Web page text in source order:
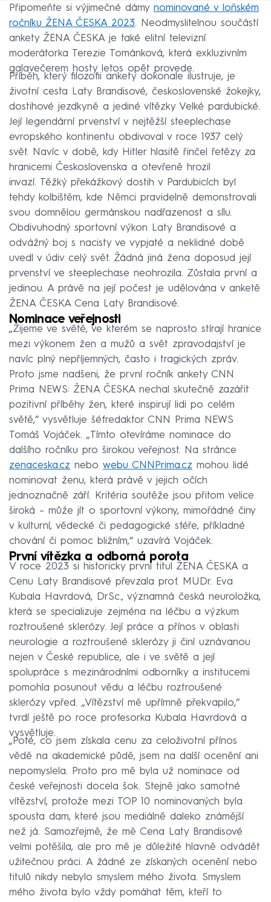
Připomeňte si výjimečné dámy nominované v loňském
ročníku ŽENA ČESKA 2023. Neodmyslitelnou součástí
ankety ŽENA ČESKA je také elitní televizní
moderátorka Terezie Tománková, která exkluzivním
galavečerem hosty letos opět provede.
Příběh, který filozofii ankety dokonale ilustruje, je
životní cesta Laty Brandisové, československé žokejky,
dostihové jezdkyně a jediné vítězky Velké pardubické.
Její legendární prvenství v nejtěžší steeplechase
evropského kontinentu obdivoval v roce 1937 celý
svět. Navíc v době, kdy Hitler hlasitě řinčel řetězy za
hranicemi Československa a otevřeně hrozil
invazí. Těžký překážkový dostih v Pardubicích byl
tehdy kolbištěm, kde Němci pravidelně demonstrovali
svou domnělou germánskou nadřazenost a sílu.
Obdivuhodný sportovní výkon Laty Brandisové a
odvážný boj s nacisty ve vypjaté a neklidné době
uvedl v údiv celý svět. Žádná jiná žena doposud její
prvenství ve steeplechase neohrozila. Zůstala první a
jedinou. A právě na její počest je udělována v anketě
ŽENA ČESKA Cena Laty Brandisové.
Nominace veřejnosti
„Žijeme ve světě, ve kterém se naprosto stírají hranice
mezi výkonem žen a mužů a svět zpravodajství je
navíc plný nepříjemných, často i tragických zpráv.
Proto jsme nadšeni, že první ročník ankety CNN
Prima NEWS: ŽENA ČESKA nechal skutečně zazářit
pozitivní příběhy žen, které inspirují lidi po celém
světě,“ vysvětluje šéfredaktor CNN Prima NEWS
Tomáš Vojáček. „Tímto otevíráme nominace do
dalšího ročníku pro širokou veřejnost. Na stránce
zenaceska.cz nebo webu CNNPrima.cz mohou lidé
nominovat ženu, která právě v jejich očích
jednoznačně září. Kritéria soutěže jsou přitom velice
široká – může jít o sportovní výkony, mimořádné činy
v kulturní, vědecké či pedagogické sféře, příkladné
chování či pomoc bližním,“ uzavírá Vojáček.
První vítězka a odborná porota
V roce 2023 si historicky první titul ŽENA ČESKA a
Cenu Laty Brandisové převzala prof. MUDr. Eva
Kubala Havrdová, DrSc., významná česká neuroložka,
která se specializuje zejména na léčbu a výzkum
roztroušené sklerózy. Její práce a přínos v oblasti
neurologie a roztroušené sklerózy ji činí uznávanou
nejen v České republice, ale i ve světě a její
spolupráce s mezinárodními odborníky a institucemi
pomohla posunout vědu a léčbu roztroušené
sklerózy vpřed. „Vítězství mě upřímně překvapilo,“
tvrdí ještě po roce profesorka Kubala Havrdová a
vysvětluje.
„Poté, co jsem získala cenu za celoživotní přínos
vědě na akademické půdě, jsem na další ocenění ani
nepomyslela. Proto pro mě byla už nominace od
české veřejnosti docela šok. Stejně jako samotné
vítězství, protože mezi TOP 10 nominovaných byla
spousta dam, které jsou mediálně daleko známější
než já. Samozřejmě, že mě Cena Laty Brandisové
velmi potěšila, ale pro mě je důležité hlavně odvádět
užitečnou práci. A žádné ze získaných ocenění nebo
titulů nikdy nebylo smyslem mého života. Smyslem
mého života bylo vždy pomáhat těm, kteří to